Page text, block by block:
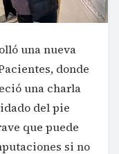
una nueva
donde
una charla
del pie
que puede
si no